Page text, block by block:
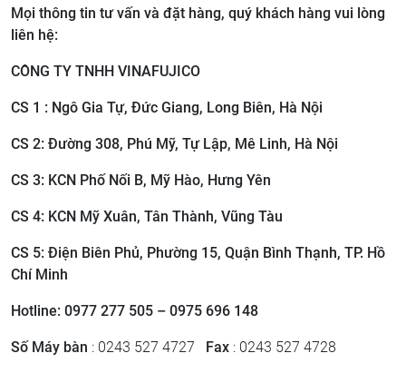
Mọi thông tin tư vấn và đặt hàng, quý khách hàng vui lòng
liên hệ:
CÔNG TY TNHH VINAFUJICO
CS 1 : Ngô Gia Tự, Đức Giang, Long Biên, Hà Nội
CS 2: ​Đường 308, Phú Mỹ, Tự Lập, Mê Linh, Hà Nội
CS 3: ​KCN Phố Nối B, Mỹ Hào, Hưng Yên
CS 4: KCN Mỹ Xuân, Tân Thành, Vũng Tàu
CS 5: Điện Biên Phủ, Phường 15, Quận Bình Thạnh, TP. Hồ
Chí Minh
Hotline: 0977 277 505 – 0975 696 148
Số Máy bàn : 0243 527 4727 Fax : 0243 527 4728